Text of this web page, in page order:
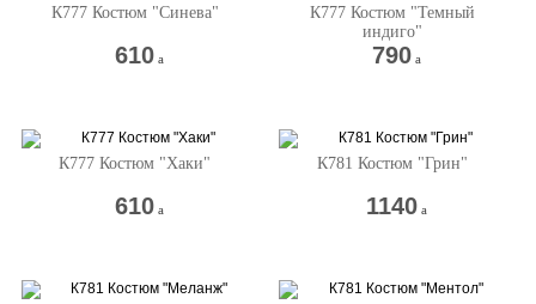
К777 Костюм "Синева"
610 a
К777 Костюм "Темный
индиго"
790 a
К777 Костюм "Хаки"
610 a
К781 Костюм "Грин"
1140 a